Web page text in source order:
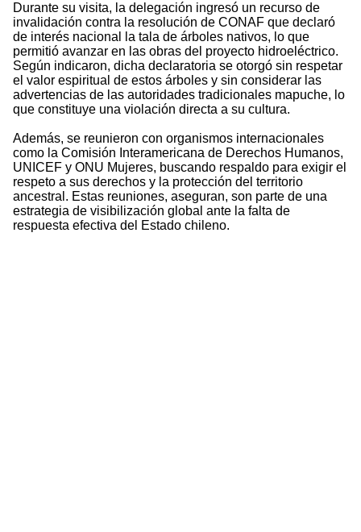
Durante su visita, la delegación ingresó un recurso de
invalidación contra la resolución de CONAF que declaró
de interés nacional la tala de árboles nativos, lo que
permitió avanzar en las obras del proyecto hidroeléctrico.
Según indicaron, dicha declaratoria se otorgó sin respetar
el valor espiritual de estos árboles y sin considerar las
advertencias de las autoridades tradicionales mapuche, lo
que constituye una violación directa a su cultura.
Además, se reunieron con organismos internacionales
como la Comisión Interamericana de Derechos Humanos,
UNICEF y ONU Mujeres, buscando respaldo para exigir el
respeto a sus derechos y la protección del territorio
ancestral. Estas reuniones, aseguran, son parte de una
estrategia de visibilización global ante la falta de
respuesta efectiva del Estado chileno.